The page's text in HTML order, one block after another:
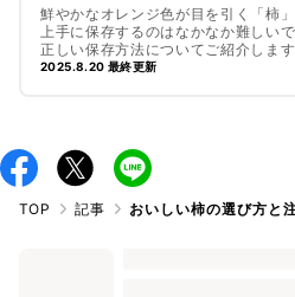
鮮やかなオレンジ色が目を引く「柿
上手に保存するのはなかなか難しい
正しい保存方法についてご紹介しま
を長持ちさせましょう！
2025.8.20 最終更新
TOP 記事 おいしい柿の選び方と